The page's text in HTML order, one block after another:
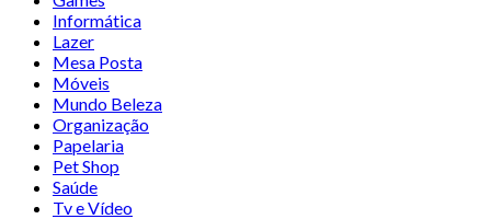
Informática
Lazer
Mesa Posta
Móveis
Mundo Beleza
Organização
Papelaria
Pet Shop
Saúde
Tv e Vídeo